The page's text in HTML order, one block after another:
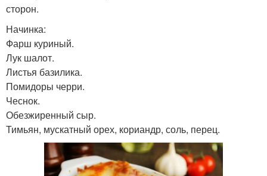
сторон.
Начинка:
Фарш куриный.
Лук шалот.
Листья базилика.
Помидоры черри.
Чеснок.
Обезжиренный сыр.
Тимьян, мускатный орех, кориандр, соль, перец.